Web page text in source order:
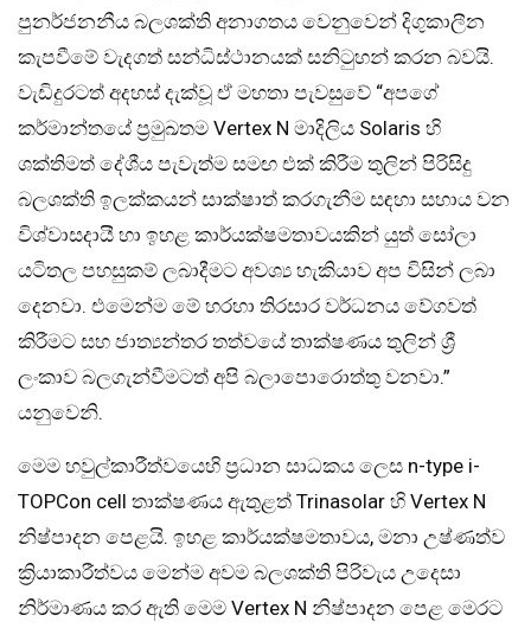
පුනර්ජනනීය බලශක්ති අනාගතය වෙනුවෙන් දිගුකාලීන
කැපවීමේ වැදගත් සන්ධිස්ථානයක් සනිටුහන් කරන බවයි.
වැඩිදුරටත් අදහස් දැක්වූ ඒ මහතා පැවසුවේ “අපගේ
කර්මාන්තයේ ප්‍රමුඛතම Vertex N මාදිලිය Solaris හි
ශක්තිමත් දේශීය පැවැත්ම සමඟ එක් කිරීම තුලින් පිරිසිදු
බලශක්ති ඉලක්කයන් සාක්ෂාත් කරගැනීම සඳහා සහාය වන
විශ්වාසදායී හා ඉහළ කාර්යක්ෂමතාවයකින් යුත් සෝලා
යටිතල පහසුකම් ලබාදීමට අවශ්‍ය හැකියාව අප විසින් ලබා
දෙනවා. එමෙන්ම මේ හරහා තිරසාර වර්ධනය වේගවත්
කිරීමට සහ ජාත්‍යන්තර තත්වයේ තාක්ෂණය තුලින් ශ්‍රී
ලංකාව බලගැන්වීමටත් අපි බලාපොරොත්තු වනවා.”
යනුවෙනි.
මෙම හවුල්කාරීත්වයෙහි ප්‍රධාන සාධකය ලෙස n-type i-
TOPCon cell තාක්ෂණය ඇතුළත් Trinasolar හි Vertex N
නිෂ්පාදන පෙළයි. ඉහළ කාර්යක්ෂමතාවය, මනා උෂ්ණත්ව
ක්‍රියාකාරීත්වය මෙන්ම අවම බලශක්ති පිරිවැය උදෙසා
නිර්මාණය කර ඇති මෙම Vertex N නිෂ්පාදන පෙළ මෙරට